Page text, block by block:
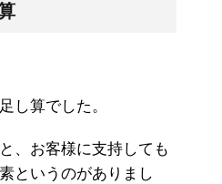
し算でした。
、お客様に支持しても
というのがありまし